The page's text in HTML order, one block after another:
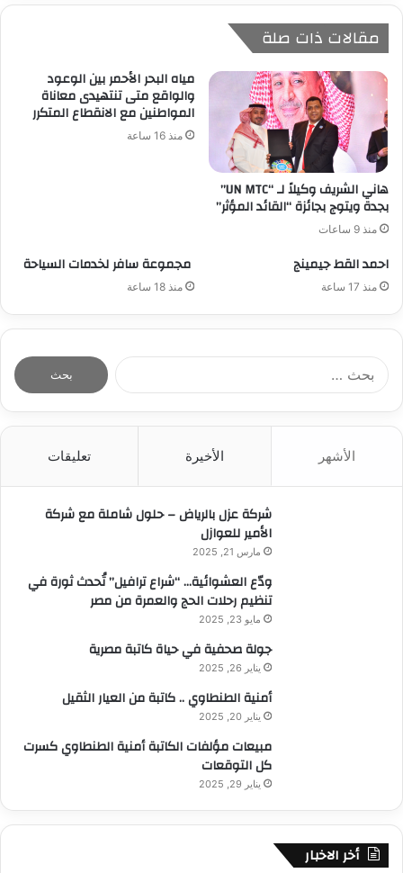
مقالات ذات صلة
هاني الشريف وكيلاً لـ “UN MTC”
بجدة ويتوج بجائزة “القائد المؤثر”
منذ 9 ساعات
مياه البحر الأحمر بين الوعود
والواقع متى تنتهيدى معاناة
المواطنين مع الانقطاع المتكرر
منذ 16 ساعة
احمد القط جيمينج
منذ 17 ساعة
مجموعة سافر لخدمات السياحة
منذ 18 ساعة
الأشهر الأخيرة تعليقات
شركة عزل بالرياض – حلول شاملة مع شركة
الأمير للعوازل
مارس 21, 2025
ودّع العشوائية… “شراع ترافيل” تُحدث ثورة في
تنظيم رحلات الحج والعمرة من مصر
مايو 23, 2025
جولة صحفية في حياة كاتبة مصرية
يناير 26, 2025
أمنية الطنطاوي .. كاتبة من العيار الثقيل
يناير 20, 2025
مبيعات مؤلفات الكاتبة أمنية الطنطاوي كسرت
كل التوقعات
يناير 29, 2025
أخر الاخبار